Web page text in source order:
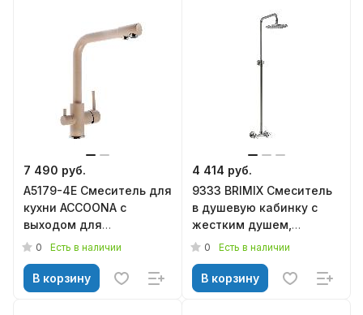
7 490 руб.
A5179-4E Смеситель для
кухни ACCOONA с
выходом для
питьевойводы латунь
(10)
0 Есть в наличии
В корзину
4 414 руб.
9333 BRIMIX Смеситель
в душевую кабинку c
жестким душем,
металлокерамика, из
0 Есть в наличии
В корзину